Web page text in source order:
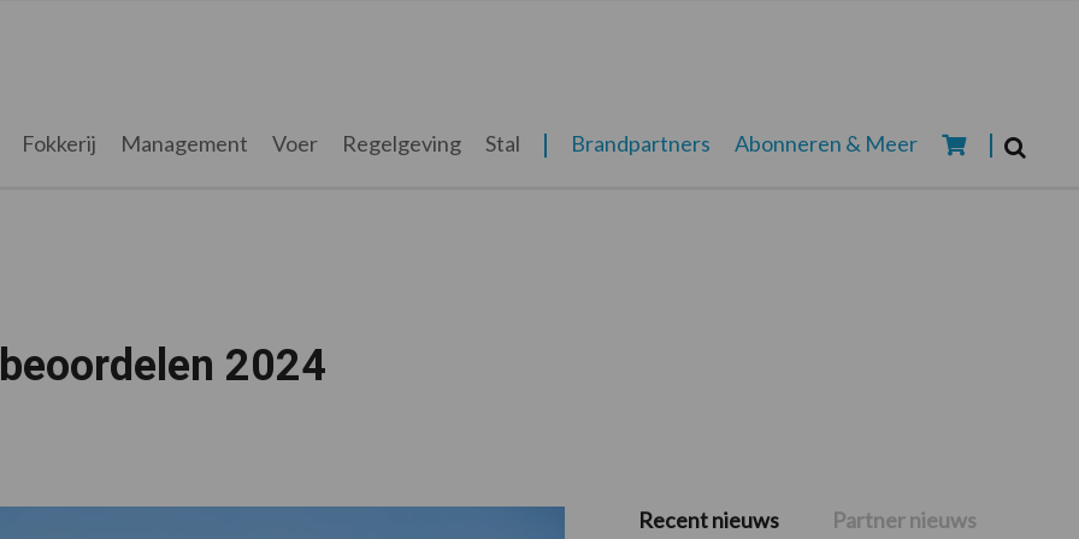
Fokkerij Management Voer Regelgeving Stal Brandpartners Abonneren & Meer
2024
Primaire
Recent nieuws Partner nieuws